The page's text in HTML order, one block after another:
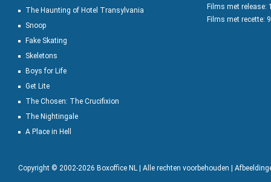
The Haunting of Hotel Transylvania
Snoop
Fake Skating
Skeletons
Boys for Life
Get Lite
The Chosen: The Crucifixion
The Nightingale
A Place in Hell
Films met release:
Films met recette:
Copyright © 2002-2026 Boxoffice NL | Alle rechten voorbehouden |